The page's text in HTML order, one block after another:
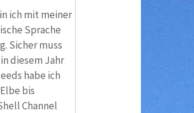
ich mit meiner
Sprache
Sicher muss
diesem Jahr
habe ich
bis
Channel